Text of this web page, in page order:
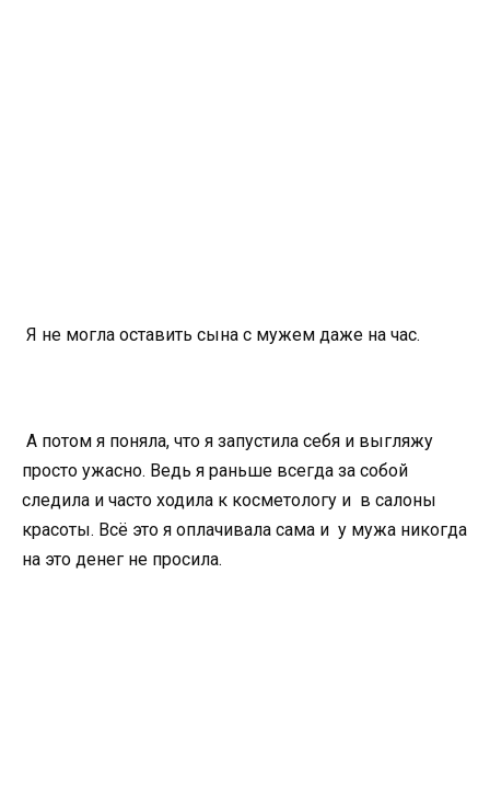
Я не могла оставить сына с мужем даже на час.
А потом я поняла, что я запустила себя и выгляжу
просто ужасно. Ведь я раньше всегда за собой
следила и часто ходила к косметологу и в салоны
красоты. Всё это я оплачивала сама и у мужа никогда
на это денег не просила.